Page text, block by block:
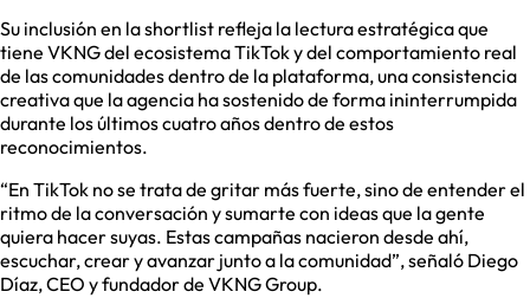
Su inclusión en la shortlist refleja la lectura estratégica que
tiene VKNG del ecosistema TikTok y del comportamiento real
de las comunidades dentro de la plataforma, una consistencia
creativa que la agencia ha sostenido de forma ininterrumpida
durante los últimos cuatro años dentro de estos
reconocimientos.
“En TikTok no se trata de gritar más fuerte, sino de entender el
ritmo de la conversación y sumarte con ideas que la gente
quiera hacer suyas. Estas campañas nacieron desde ahí,
escuchar, crear y avanzar junto a la comunidad”, señaló Diego
Díaz, CEO y fundador de VKNG Group.